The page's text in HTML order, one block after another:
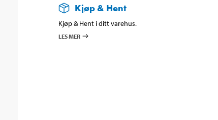
Kjøp & Hent
Kjøp & Hent i ditt varehus.
LES MER